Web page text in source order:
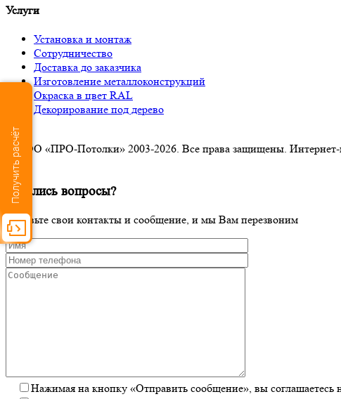
Услуги
Установка и монтаж
Сотрудничество
Доставка до заказчика
Изготовление металлоконструкций
Окраска в цвет RAL
Декорирование под дерево
© ООО «ПРО-Потолки» 2003-2026. Все права защищены. Интернет-
×
Остались вопросы?
Оставьте свои контакты и сообщение, и мы Вам перезвоним
Нажимая на кнопку «Отправить сообщение», вы соглашаетесь
Получить расчёт